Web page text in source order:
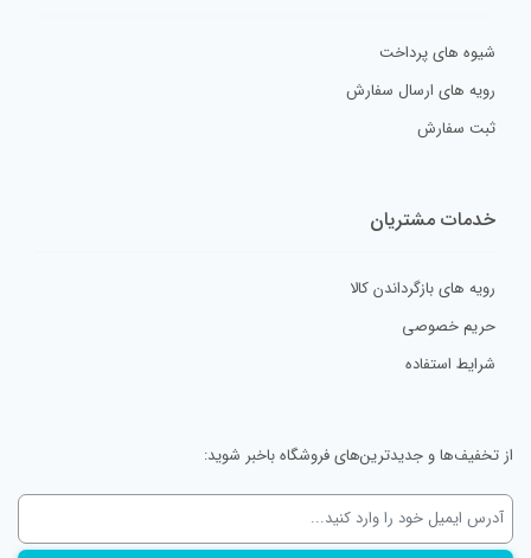
شیوه های پرداخت
رویه های ارسال سفارش
ثبت سفارش
خدمات مشتریان
رویه های بازگرداندن کالا
حریم خصوصی
شرایط استفاده
از تخفیف‌ها و جدیدترین‌های فروشگاه باخبر شوید: